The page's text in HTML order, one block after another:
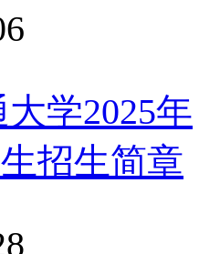
学2025年
招生简章